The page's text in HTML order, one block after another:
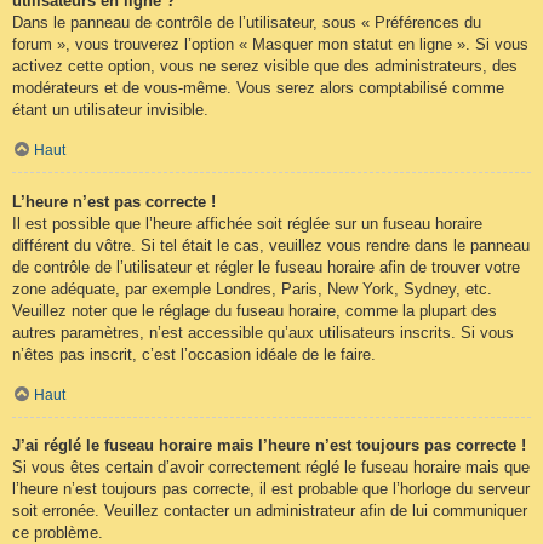
Dans le panneau de contrôle de l’utilisateur, sous « Préférences du
forum », vous trouverez l’option « Masquer mon statut en ligne ». Si vous
activez cette option, vous ne serez visible que des administrateurs, des
modérateurs et de vous-même. Vous serez alors comptabilisé comme
étant un utilisateur invisible.
Haut
L’heure n’est pas correcte !
Il est possible que l’heure affichée soit réglée sur un fuseau horaire
différent du vôtre. Si tel était le cas, veuillez vous rendre dans le panneau
de contrôle de l’utilisateur et régler le fuseau horaire afin de trouver votre
zone adéquate, par exemple Londres, Paris, New York, Sydney, etc.
Veuillez noter que le réglage du fuseau horaire, comme la plupart des
autres paramètres, n’est accessible qu’aux utilisateurs inscrits. Si vous
n’êtes pas inscrit, c’est l’occasion idéale de le faire.
Haut
J’ai réglé le fuseau horaire mais l’heure n’est toujours pas correcte !
Si vous êtes certain d’avoir correctement réglé le fuseau horaire mais que
l’heure n’est toujours pas correcte, il est probable que l’horloge du serveur
soit erronée. Veuillez contacter un administrateur afin de lui communiquer
ce problème.